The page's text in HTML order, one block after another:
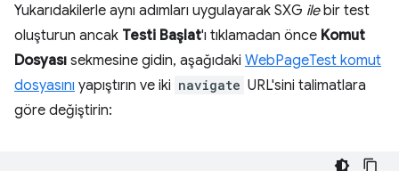
Yukarıdakilerle aynı adımları uygulayarak SXG ilebir test
oluşturun ancak Testi Başlat'ı tıklamadan önce Komut
Dosyası sekmesine gidin, aşağıdaki WebPageTest komut
dosyasını yapıştırın ve iki navigate URL'sini talimatlara
göre değiştirin: